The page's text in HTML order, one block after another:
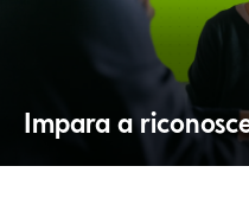
Impara a